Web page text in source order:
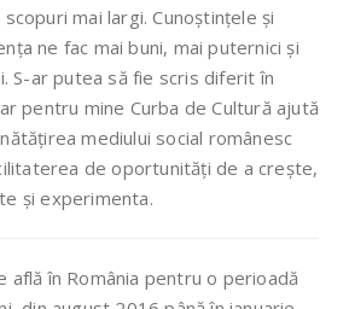
scopuri mai largi. Cunoștințele și
ne fac mai buni, mai puternici și
S-ar putea să fie scris diferit în
pentru mine Curba de Cultură ajută
mediului social românesc
de oportunități de a crește,
și experimenta.
află în România pentru o perioadă